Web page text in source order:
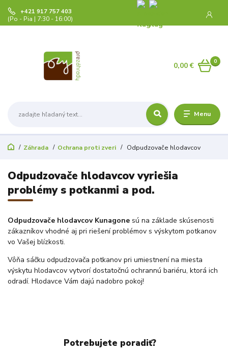
Menu
+421 917 757 403
(Po - Pia | 7:30 - 16:00)
0
0,00 €
Záhrada Ochrana proti zveri Odpudzovače hlodavcov
Odpudzovače hlodavcov vyriešia
problémy s potkanmi a pod.
Odpudzovače hlodavcov Kunagone sú na základe skúsenosti
zákazníkov vhodné aj pri riešení problémov s výskytom potkanov
vo Vašej blízkosti.
Vôňa sáčku odpudzovača potkanov pri umiestnení na miesta
výskytu hlodavcov vytvorí dostatočnú ochrannú bariéru, ktorá ich
odradí. Hlodavce Vám dajú nadobro pokoj!
Potrebujete poradiť?